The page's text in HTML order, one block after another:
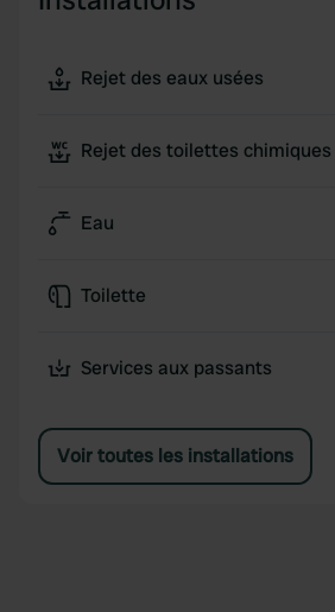
Rejet des eaux usées
Rejet des toilettes chimiques
Eau
Toilette
Services aux passants
Voir toutes les installations